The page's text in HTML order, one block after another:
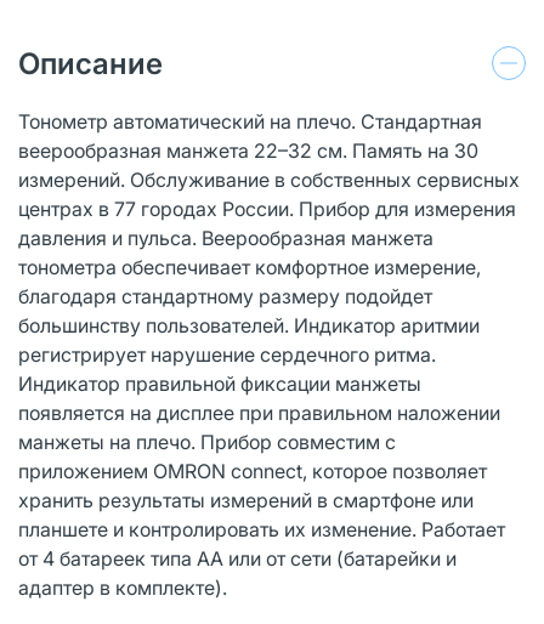
Описание
Тонометр автоматический на плечо. Стандартная
веерообразная манжета 22–32 см. Память на 30
измерений. Обслуживание в собственных сервисных
центрах в 77 городах России. Прибор для измерения
давления и пульса. Веерообразная манжета
тонометра обеспечивает комфортное измерение,
благодаря стандартному размеру подойдет
большинству пользователей. Индикатор аритмии
регистрирует нарушение сердечного ритма.
Индикатор правильной фиксации манжеты
появляется на дисплее при правильном наложении
манжеты на плечо. Прибор совместим с
приложением OMRON connect, которое позволяет
хранить результаты измерений в смартфоне или
планшете и контролировать их изменение. Работает
от 4 батареек типа АА или от сети (батарейки и
адаптер в комплекте).